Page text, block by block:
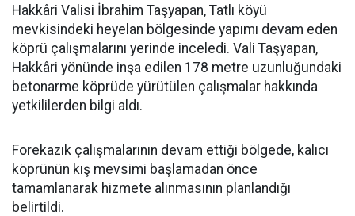
Hakkâri Valisi İbrahim Taşyapan, Tatlı köyü
mevkisindeki heyelan bölgesinde yapımı devam eden
köprü çalışmalarını yerinde inceledi. Vali Taşyapan,
Hakkâri yönünde inşa edilen 178 metre uzunluğundaki
betonarme köprüde yürütülen çalışmalar hakkında
yetkililerden bilgi aldı.
Forekazık çalışmalarının devam ettiği bölgede, kalıcı
köprünün kış mevsimi başlamadan önce
tamamlanarak hizmete alınmasının planlandığı
belirtildi.